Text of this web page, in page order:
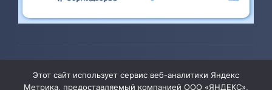
юношества»
Этот сайт использует сервис веб-аналитики Яндекс
Метрика, предоставляемый компанией ООО «ЯНДЕКС»,